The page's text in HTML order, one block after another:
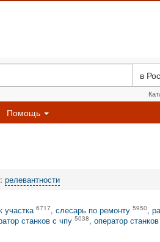
в
Помощь
релевантности
участка 6717, слесарь по ремонту 5950,
станков с чпу 5038, оператор станков